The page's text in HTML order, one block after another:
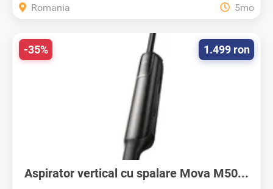
Romania 5mo
Aspirator vertical cu spalare Mova M50...
1.499 ron
-35%